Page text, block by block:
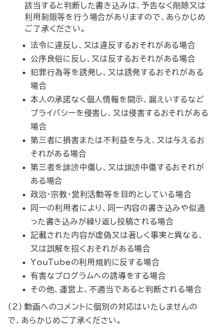
該当すると判断した書き込みは、予告なく削除又は
利用制限等を行う場合がありますので、あらかじめ
ご了承ください。
法令に違反し、又は違反するおそれがある場合
公序良俗に反し、又は反するおそれがある場合
犯罪行為等を誘発し、又は誘発するおそれがある
場合
本人の承諾なく個人情報を開示、漏えいするなど
プライバシーを侵害し、又は侵害するおそれがある
場合
第三者に損害または不利益を与え、又は与えるお
それがある場合
第三者を誹謗中傷し、又は誹謗中傷するおそれが
ある場合
政治・宗教・営利活動等を目的としている場合
同一の利用者により、同一内容の書き込みや似通
った書き込みが繰り返し投稿される場合
記載された内容が虚偽又は著しく事実と異なる、
又は誤解を招くおそれがある場合
YouTubeの利用規約に反する場合
有害なプログラムへの誘導をする場合
その他、運営上、不適当であると判断される場合
(2) 動画へのコメントに個別の対応はいたしませんの
で、あらかじめご了承ください。